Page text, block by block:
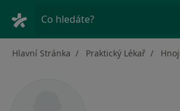
Co hledáte?
Hlavní Stránka Praktický Lékař